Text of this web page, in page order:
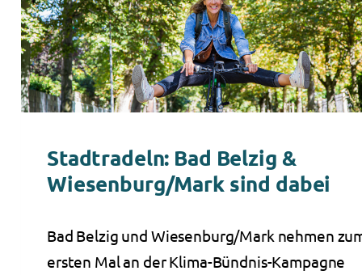
Stadtradeln: Bad Belzig &
Wiesenburg/Mark sind dabei
Bad Belzig und Wiesenburg/Mark nehmen
ersten Mal an der Klima-Bündnis-Kampagne